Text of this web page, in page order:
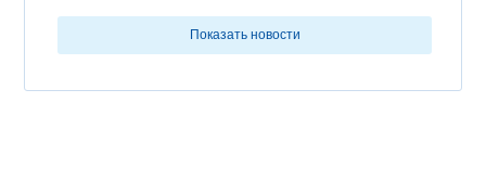
Показать новости